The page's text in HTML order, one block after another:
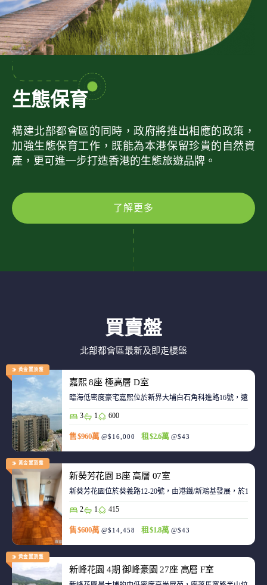
生態保育
構建北部都會區的同時，政府將推出相應的政策，
加強生態保育工作，既能為本港保留珍貴的自然資
產，更可進一步打造香港的生態旅遊品牌。
了解更多
買賣盤
北部都會區最新及即走樓盤
黃金置頂盤
嘉熙 8座 極高層 D室
臨海低密度豪宅嘉熙位於新界大埔白石角科進路16號，遠離
3 1 600
售 $960萬 @$16,000 租 $2.6萬 @$43
黃金置頂盤
新葵芳花園 B座 高層 07室
新葵芳花園位於葵義路12-20號，由港鐵/新鴻基發展，於
2 1 415
售 $600萬 @$14,458 租 $1.8萬 @$43
黃金置頂盤
新峰花園 4期 御峰豪園 27座 高層 F室